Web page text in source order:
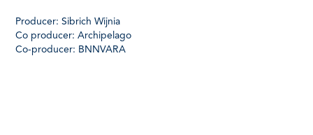
Producer: Sibrich Wijnia
Co producer: Archipelago
Co-producer: BNNVARA